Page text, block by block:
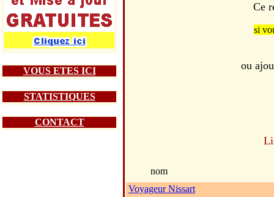
VOUS ETES ICI
STATISTIQUES
CONTACT
Ce
si
ou
nom
Voyageur Nissart